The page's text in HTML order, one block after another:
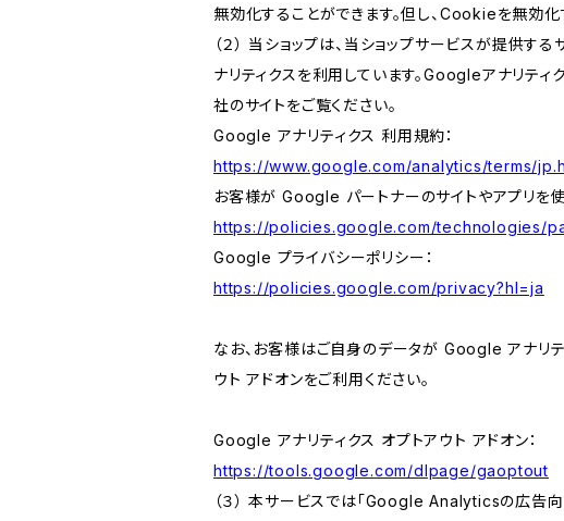
無効化することができます。但し、Cookieを無効
（２） 当ショップは、当ショップサービスが提供
ナリティクスを利用しています。Googleアナリテ
社のサイトをご覧ください。
Google アナリティクス 利用規約：
https://www.google.com/analytics/terms/
お客様が Google パートナーのサイトやアプリを
https://policies.google.com/technologies/
Google プライバシーポリシー：
https://policies.google.com/privacy?hl=ja
なお、お客様はご自身のデータが Google アナリ
ウト アドオンをご利用ください。
Google アナリティクス オプトアウト アドオン：
https://tools.google.com/dlpage/gaoptout
（３） 本サービスでは「Google Analyticsの広告